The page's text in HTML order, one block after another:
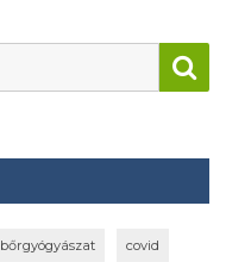
bőrgyógyászat covid